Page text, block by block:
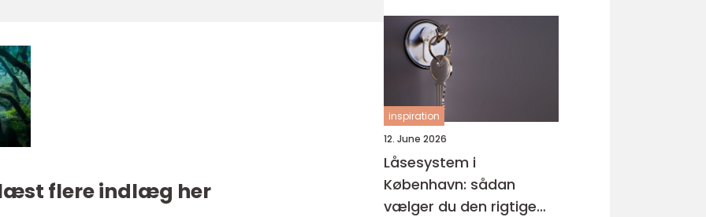
flere indlæg her
værdi
inspiration
12. June 2026
Låsesystem i
København: sådan
vælger du den rigtige